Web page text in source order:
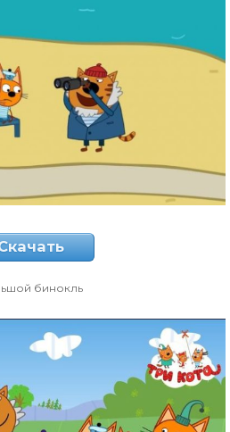
бинокль